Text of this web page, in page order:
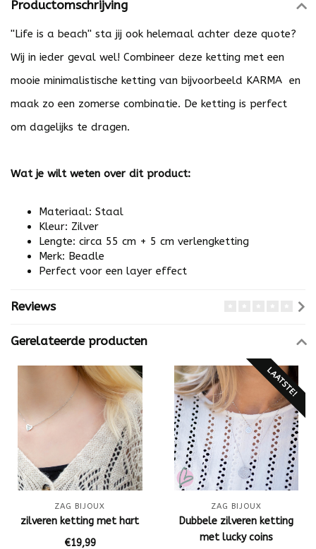
Productomschrijving
''Life is a beach'' sta jij ook helemaal achter deze quote?
Wij in ieder geval wel! Combineer deze ketting met een
mooie minimalistische ketting van bijvoorbeeld KARMA en
maak zo een zomerse combinatie. De ketting is perfect
om dagelijks te dragen.
Wat je wilt weten over dit product:
Materiaal: Staal
Kleur: Zilver
Lengte: circa 55 cm + 5 cm verlengketting
Merk: Beadle
Perfect voor een layer effect
Reviews
Gerelateerde producten
ZAG BIJOUX
zilveren ketting met hart
€19,99
LAATSTE!
ZAG BIJOUX
Dubbele zilveren ketting
met lucky coins